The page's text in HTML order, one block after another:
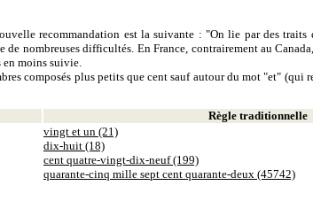
recommandation est la suivante : "On lie par des
nombreuses difficultés. En France, contrairement au
moins suivie.
composés plus petits que cent sauf autour du mot "et" (qui
Règle traditionnelle
vingt et un (21)
dix-huit (18)
cent quatre-vingt-dix-neuf (199)
quarante-cinq mille sept cent quarante-deux (45742)